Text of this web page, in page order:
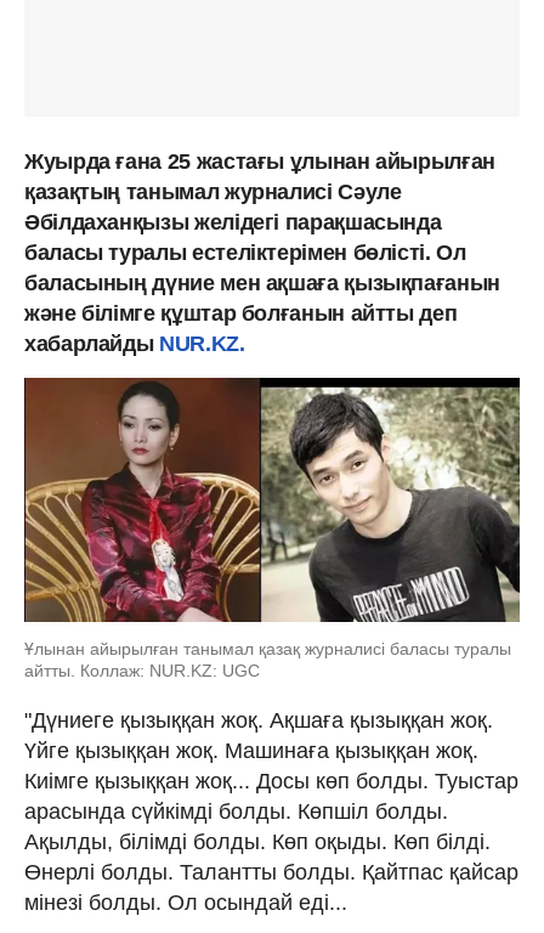
Жуырда ғана 25 жастағы ұлынан айырылған
қазақтың танымал журналисі Сәуле
Әбілдаханқызы желідегі парақшасында
баласы туралы естеліктерімен бөлісті. Ол
баласының дүние мен ақшаға қызықпағанын
және білімге құштар болғанын айтты деп
хабарлайды NUR.KZ.
Ұлынан айырылған танымал қазақ журналисі баласы туралы
айтты. Коллаж: NUR.KZ: UGC
"Дүниеге қызыққан жоқ. Ақшаға қызыққан жоқ.
Үйге қызыққан жоқ. Машинаға қызыққан жоқ.
Киімге қызыққан жоқ... Досы көп болды. Туыстар
арасында сүйкімді болды. Көпшіл болды.
Ақылды, білімді болды. Көп оқыды. Көп білді.
Өнерлі болды. Талантты болды. Қайтпас қайсар
мінезі болды. Ол осындай еді...